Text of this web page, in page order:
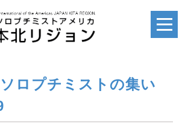
ホーム
ロプチミストの集い